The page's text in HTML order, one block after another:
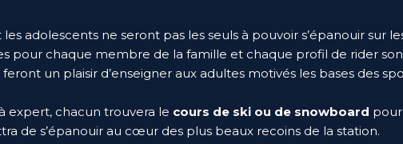
adolescents ne seront pas les seuls à pouvoir s’épanouir sur
pour chaque membre de la famille et chaque profil de rider
feront un plaisir d’enseigner aux adultes motivés les bases des
expert, chacun trouvera le cours de ski ou de snowboard
de s’épanouir au cœur des plus beaux recoins de la station.